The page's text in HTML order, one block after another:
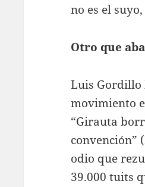
no es el
Otro que
Luis Gordillo
movimiento
“Girauta
convención”
odio que
39.000 tuits